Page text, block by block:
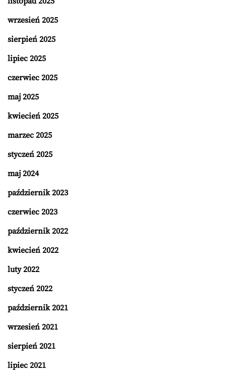
wrzesień 2025
sierpień 2025
lipiec 2025
czerwiec 2025
maj 2025
kwiecień 2025
marzec 2025
styczeń 2025
maj 2024
październik 2023
czerwiec 2023
październik 2022
kwiecień 2022
luty 2022
styczeń 2022
październik 2021
wrzesień 2021
sierpień 2021
lipiec 2021